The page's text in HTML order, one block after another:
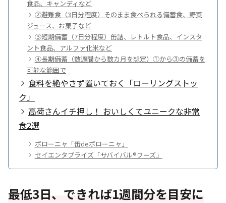
食品、キャンディなど
②避難食（3日分程度）そのまま食べられる備蓄食、野菜
ジュース、お菓子など
③短期備蓄（7日分程度）缶詰、レトルト食品、インスタ
ント食品、アルファ化米など
④長期備蓄（数週間から数カ月を想定）①から③の備蓄を
可能な範囲で
食料を絶やさず置いておく「ローリングストッ
ク」
高荷さんイチ押し！ おいしくてユニークな非常
食2選
ボローニャ「缶deボローニャ」
セイエンタプライズ「サバイバル®️フーズ」
最低3日、できれば1週間分を目安に